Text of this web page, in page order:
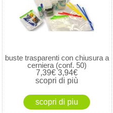
buste trasparenti con chiusura a
cerniera (conf. 50)
7,39€ 3,94€
scopri di più